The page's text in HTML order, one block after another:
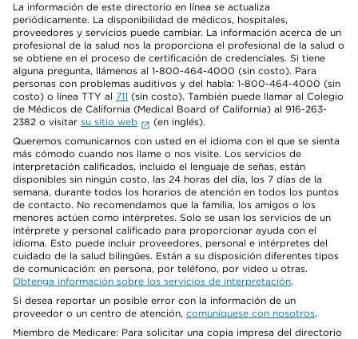
La información de este directorio en línea se actualiza
periódicamente. La disponibilidad de médicos, hospitales,
proveedores y servicios puede cambiar. La información acerca de un
profesional de la salud nos la proporciona el profesional de la salud o
se obtiene en el proceso de certificación de credenciales. Si tiene
alguna pregunta, llámenos al 1-800-464-4000 (sin costo). Para
personas con problemas auditivos y del habla: 1-800-464-4000 (sin
costo) o línea TTY al 711 (sin costo). También puede llamar al Colegio
de Médicos de California (Medical Board of California) al 916-263-
2382 o visitar su sitio web
(en inglés).
Queremos comunicarnos con usted en el idioma con el que se sienta
más cómodo cuando nos llame o nos visite. Los servicios de
interpretación calificados, incluido el lenguaje de señas, están
disponibles sin ningún costo, las 24 horas del día, los 7 días de la
semana, durante todos los horarios de atención en todos los puntos
de contacto. No recomendamos que la familia, los amigos o los
menores actúen como intérpretes. Solo se usan los servicios de un
intérprete y personal calificado para proporcionar ayuda con el
idioma. Esto puede incluir proveedores, personal e intérpretes del
cuidado de la salud bilingües. Están a su disposición diferentes tipos
de comunicación: en persona, por teléfono, por video u otras.
Obtenga información sobre los servicios de interpretación.
Si desea reportar un posible error con la información de un
proveedor o un centro de atención, comuníquese con nosotros.
Miembro de Medicare: Para solicitar una copia impresa del directorio